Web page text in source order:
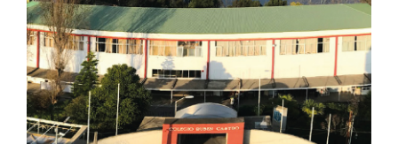
English